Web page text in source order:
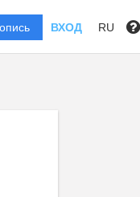
ВХОД RU